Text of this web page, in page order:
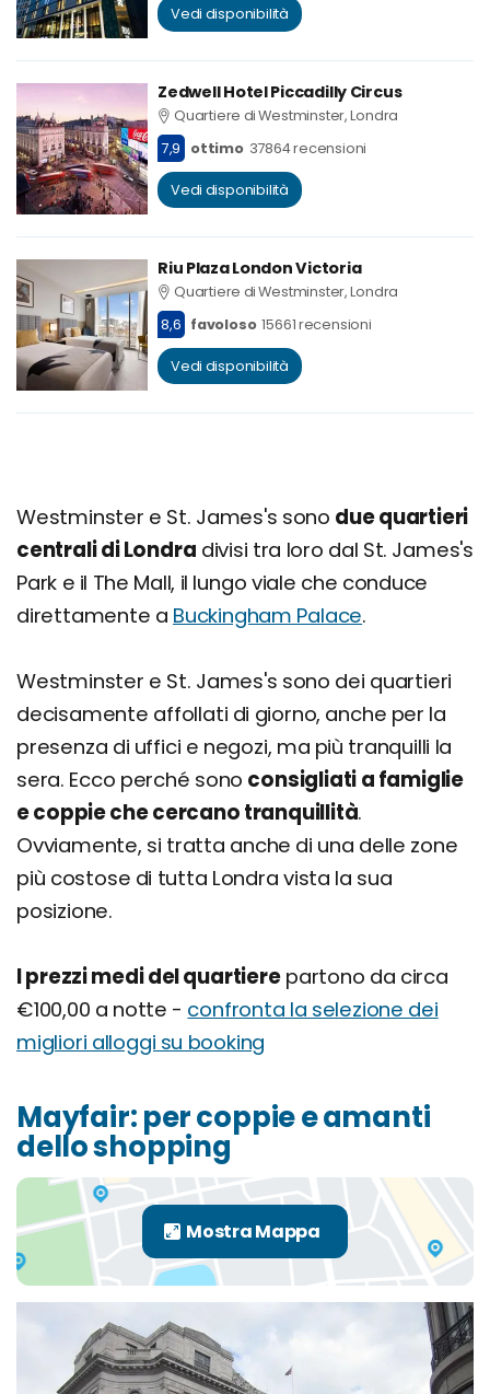
Vedi disponibilità
Zedwell Hotel Piccadilly Circus
Quartiere di Westminster, Londra
7,9
ottimo 37864 recensioni
Vedi disponibilità
Riu Plaza London Victoria
Quartiere di Westminster, Londra
8,6 favoloso 15661 recensioni
Vedi disponibilità
Westminster e St. James's sono due quartieri
centrali di Londra divisi tra loro dal St. James's
Park e il The Mall, il lungo viale che conduce
direttamente a Buckingham Palace.
Westminster e St. James's sono dei quartieri
decisamente affollati di giorno, anche per la
presenza di uffici e negozi, ma più tranquilli la
sera. Ecco perché sono consigliati a famiglie
e coppie che cercano tranquillità.
Ovviamente, si tratta anche di una delle zone
più costose di tutta Londra vista la sua
posizione.
I prezzi medi del quartierepartono da circa
€100,00 a notte - confronta la selezione dei
migliori alloggi su booking
Mayfair: per coppie e amanti
dello shopping